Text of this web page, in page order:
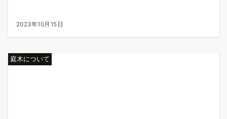
2023年10月15日
庭木について